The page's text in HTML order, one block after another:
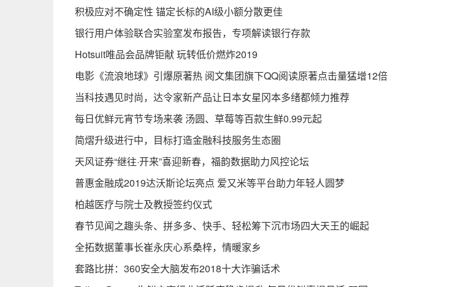
积极应对不确定性 锚定长标的AI级小额分散更佳
银行用户体验联合实验室发布报告，专项解读银行存款
Hotsuit唯品会品牌钜献 玩转低价燃炸2019
电影《流浪地球》引爆原著热 阅文集团旗下QQ阅读原著点击量猛增12倍
当科技遇见时尚，达令家新产品让日本女星冈本多绪都倾力推荐
每日优鲜元宵节专场来袭 汤圆、草莓等百款生鲜0.99元起
简熠升级进行中，目标打造金融科技服务生态圈
天风证券“继往·开来”喜迎新春，福韵数据助力风控论坛
普惠金融成2019达沃斯论坛亮点 爱又米等平台助力年轻人圆梦
柏越医疗与院士及教授签约仪式
春节见闻之趣头条、拼多多、快手、轻松筹下沉市场四大天王的崛起
全拓数据董事长崔永庆心系桑梓，情暖家乡
套路比拼：360安全大脑发布2018十大诈骗话术